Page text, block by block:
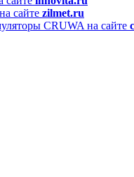
сайте zilmet.ru
CRUWA на сайте